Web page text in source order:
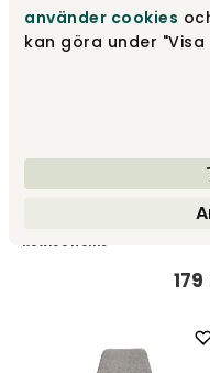
använder cookies
kan göra under
Sierra Barhocker | Beiger
Rowico Home